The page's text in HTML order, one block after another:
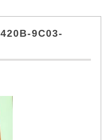
9C03-